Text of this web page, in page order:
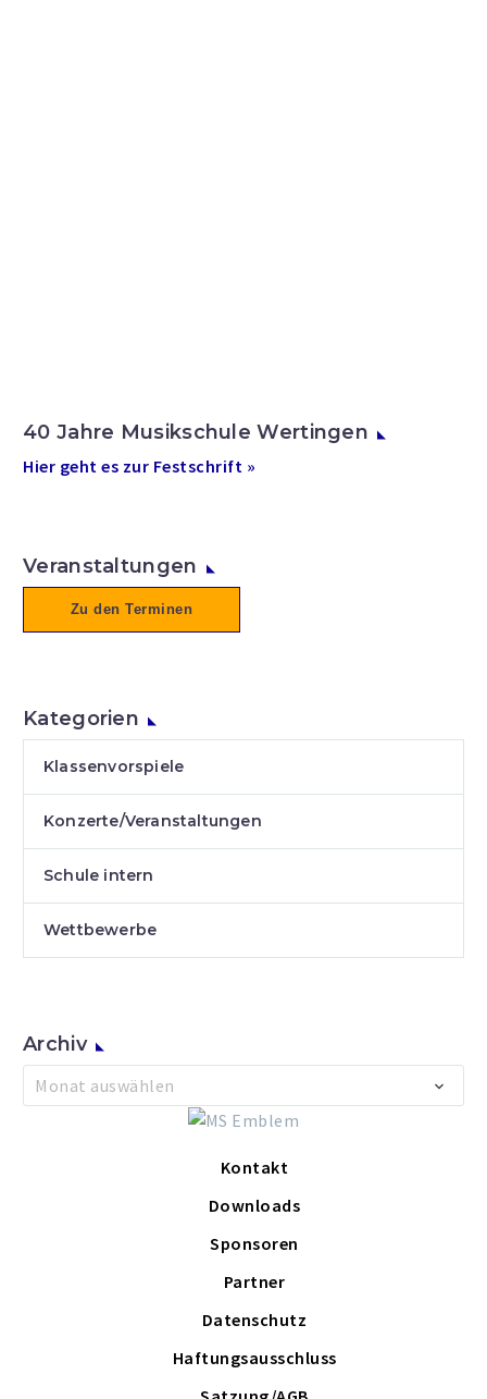
40 Jahre Musikschule Wertingen
Hier geht es zur Festschrift »
Veranstaltungen
Zu den Terminen
Kategorien
Klassenvorspiele
Konzerte/Veranstaltungen
Schule intern
Wettbewerbe
Archiv
Archiv
Monat auswählen
Kontakt
Downloads
Sponsoren
Partner
Datenschutz
Haftungsausschluss